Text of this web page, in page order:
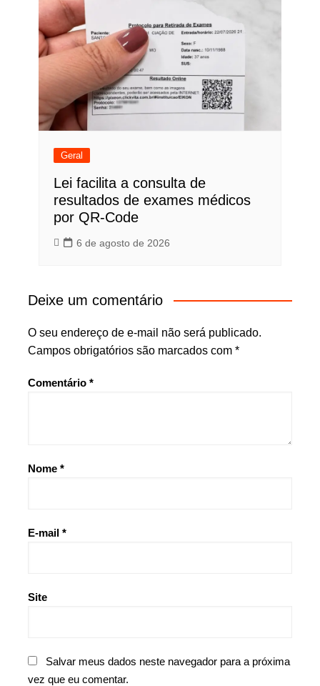
Geral
Lei facilita a consulta de
resultados de exames médicos
por QR-Code
6 de agosto de 2026
Deixe um comentário
O seu endereço de e-mail não será publicado.
Campos obrigatórios são marcados com *
Comentário *
Nome *
E-mail *
Site
Salvar meus dados neste navegador para a próxima
vez que eu comentar.